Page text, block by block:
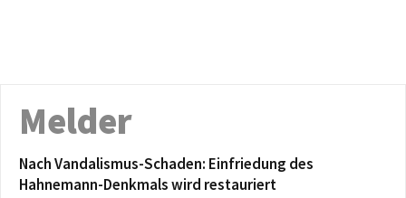
Melder
Nach Vandalismus-Schaden: Einfriedung des
Hahnemann-Denkmals wird restauriert